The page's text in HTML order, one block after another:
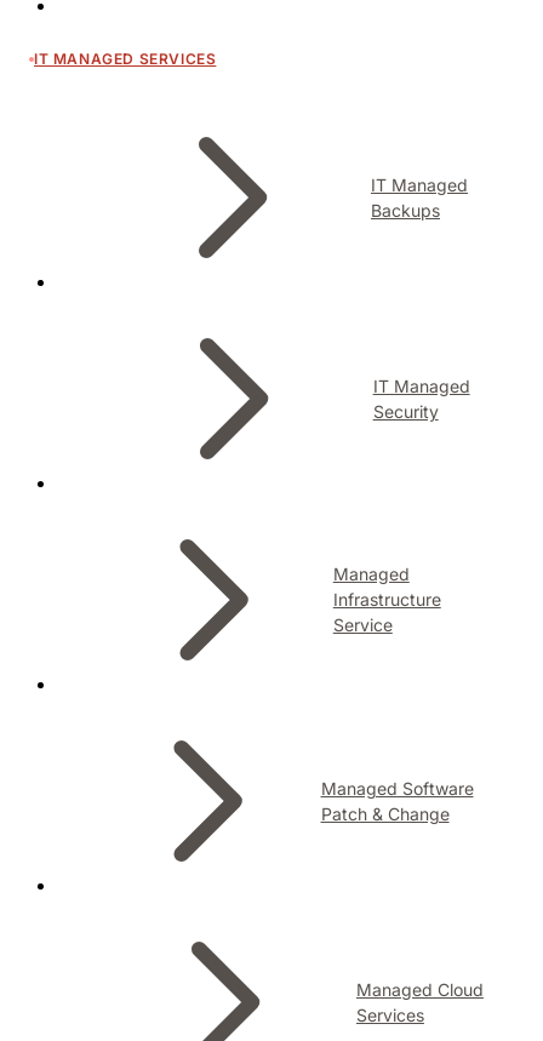
IT MANAGED SERVICES
IT Managed
Backups
IT Managed
Security
Managed
Infrastructure
Service
Managed Software
Patch & Change
Managed Cloud
Services